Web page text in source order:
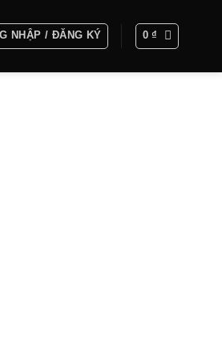
NHẬP / ĐĂNG KÝ 0₫